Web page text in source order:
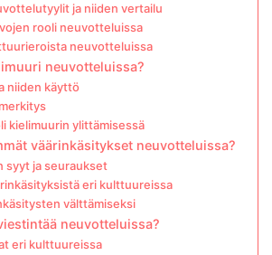
ja niiden vertailu
rooli neuvotteluissa
neuvotteluissa
neuvotteluissa?
niiden käyttö
kielimuurin ylittämisessä
väärinkäsitykset neuvotteluissa?
syyt ja seuraukset
eri kulttuureissa
välttämiseksi
neuvotteluissa?
eri kulttuureissa